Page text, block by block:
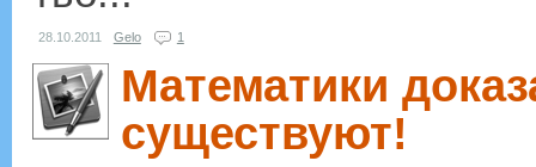
28.10.2011 Gelo 1
Математики
существуют!